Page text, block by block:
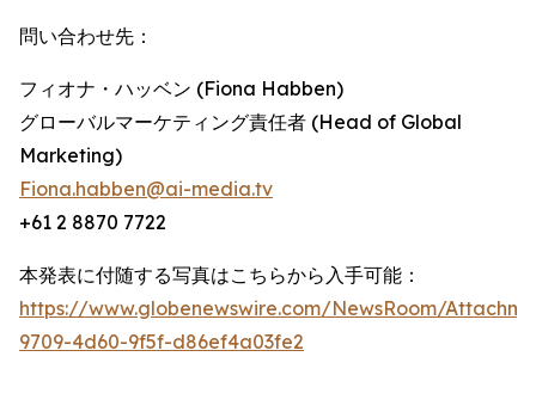
問い合わせ先：
フィオナ・ハッベン (Fiona Habben)
グローバルマーケティング責任者 (Head of Global
Marketing)
Fiona.habben@ai-media.tv
+61 2 8870 7722
本発表に付随する写真はこちらから入手可能：
https://www.globenewswire.com/NewsRoom/
9709-4d60-9f5f-d86ef4a03fe2